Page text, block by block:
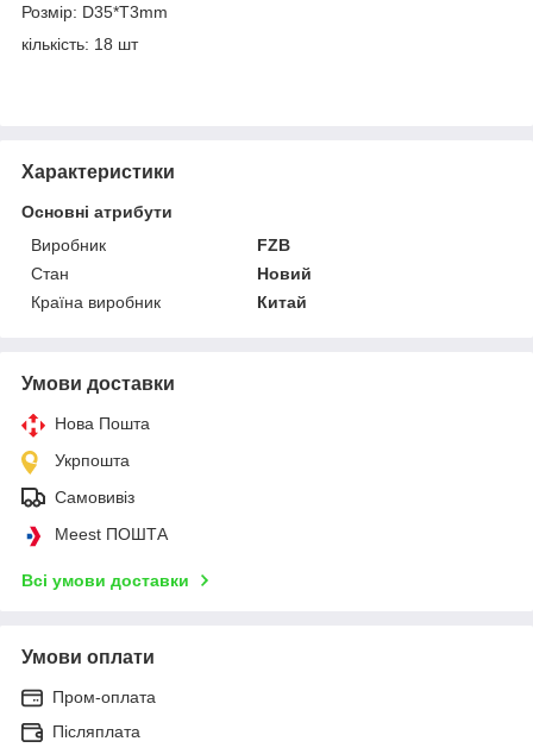
Розмір: D35*T3mm
кількість: 18 шт
Характеристики
Основні атрибути
Виробник
FZB
Стан
Новий
Країна виробник
Китай
Умови доставки
Нова Пошта
Укрпошта
Самовивіз
Meest ПОШТА
Всі умови доставки
Умови оплати
Пром-оплата
Післяплата